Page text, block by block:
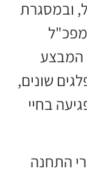
ובמסגרת
המבצע
שונים,
בחיי
התחנה